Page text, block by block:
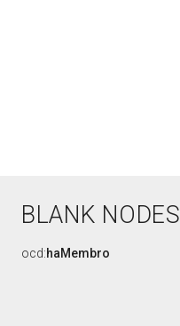
BLANK NODES
ocd:haMembro